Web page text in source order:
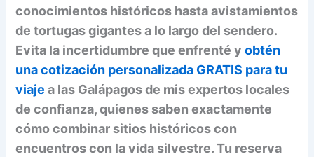
conocimientos históricos hasta avistamientos
de tortugas gigantes a lo largo del sendero.
Evita la incertidumbre que enfrenté yobtén
una cotización personalizada GRATIS para tu
viaje a las Galápagos de mis expertos locales
de confianza, quienes saben exactamente
cómo combinar sitios históricos con
encuentros con la vida silvestre. Tu reserva